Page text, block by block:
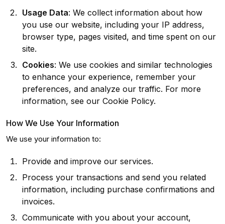
Usage Data: We collect information about how
you use our website, including your IP address,
browser type, pages visited, and time spent on our
site.
Cookies: We use cookies and similar technologies
to enhance your experience, remember your
preferences, and analyze our traffic. For more
information, see our Cookie Policy.
How We Use Your Information
We use your information to:
Provide and improve our services.
Process your transactions and send you related
information, including purchase confirmations and
invoices.
Communicate with you about your account,